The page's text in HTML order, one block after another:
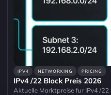
IPV4 NETWORKING PRICING
IPv4 /22 Block Preis 2026
Aktuelle Marktpreise fur IPv4 /22